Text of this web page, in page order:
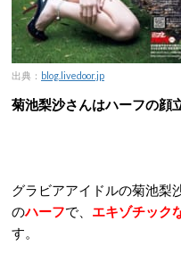
出典： blog.livedoor.jp
菊池梨沙さんはハーフの顔
グラビアアイドルの菊池梨
のハーフで、 エキゾチック
す。